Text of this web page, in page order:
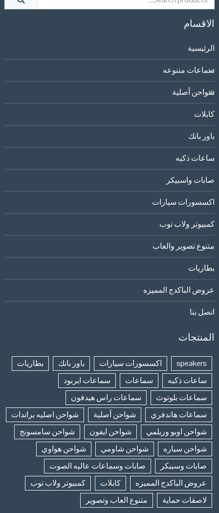
الاقسام
الرئيسية
سماعات متنوعه
شواحن أصلية
كابلات
باور بانك
ساعات ذكيه
صابات واسبيكر
اكسسورات سيارات
كمبيوتر ولاب توب
متنوع تصوير والعاب
بطاريات
عروض الباكدج المميزه
اتصل بنا
المنتجات
speakers اكسسورات سيارات باور بانك
بطاريات
ساعات ذكيه
سماعات
سماعات ايربود
سماعات بلوتوث
سماعات راس هيدفون
سماعات هاندفري
شواحن أصلية
شواحن اصليه براندات
شواحن اوبو وريلمي
شواحن ايفون
شواحن سامسونج
شواحن سياره
شواحن شاومي
شواحن هواوي
صابات وسبيكر
صابات وسماعات عاليه الصوت
عروض الباكدج المميزه
كابلات
كمبيوتر ولاب توب
لاصقات حماية
متنوع العاب وتصوير